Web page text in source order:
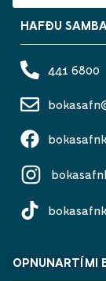
HAFÐU
441 6800
OPNUNARTÍMI